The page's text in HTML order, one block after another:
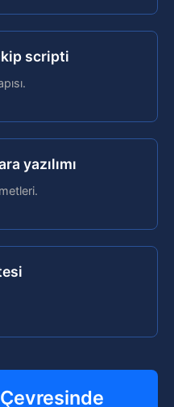
scripti
yazılımı